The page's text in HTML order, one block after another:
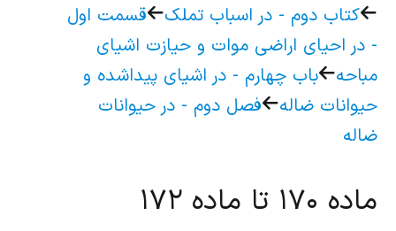
کتاب دوم - در اسباب تملک
قسمت اول
- در احیای اراضی موات و حیازت اشیای
مباحه
باب چهارم - در اشیای پیداشده و
حیوانات ضاله
فصل دوم - در حیوانات
ضاله
ماده ۱۷۰ تا ماده ۱۷۲